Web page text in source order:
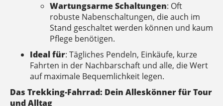
Wartungsarme Schaltungen: Oft
robuste Nabenschaltungen, die auch im
Stand geschaltet werden können und kaum
Pflege benötigen.
Ideal für: Tägliches Pendeln, Einkäufe, kurze
Fahrten in der Nachbarschaft und alle, die Wert
auf maximale Bequemlichkeit legen.
Das Trekking-Fahrrad: Dein Alleskönner für Tour
und Alltag